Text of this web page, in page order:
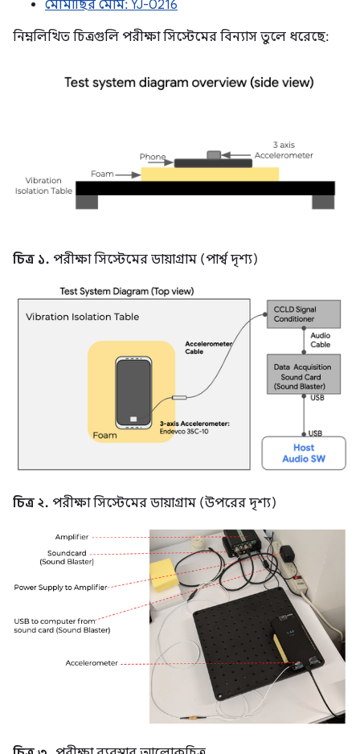
মৌমাছির মোম: YJ-0216
নিম্নলিখিত চিত্রগুলি পরীক্ষা সিস্টেমের বিন্যাস তুলে ধরেছে:
চিত্র ১. পরীক্ষা সিস্টেমের ডায়াগ্রাম (পার্শ্ব দৃশ্য)
চিত্র ২. পরীক্ষা সিস্টেমের ডায়াগ্রাম (উপরের দৃশ্য)